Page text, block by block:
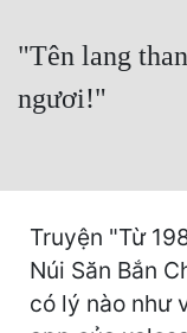
Huyền Huyễn
Huyền Nghi
Hệ Thống
Học Đường
"Tên lang
ngươi!"
Truyện "Từ
Núi Săn Bắn
có lý nào như